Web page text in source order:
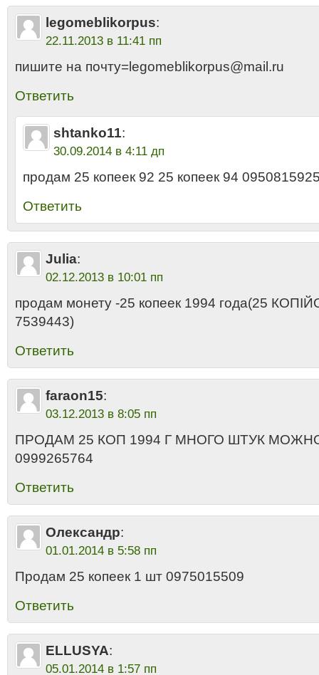
legomeblikorpus:
22.11.2013 в 11:41 пп
пишите на почту=legomeblikorpus@mail.ru
Ответить
shtanko11:
30.09.2014 в 4:11 дп
продам 25 копеек 92 25 копеек 94
Ответить
Julia:
02.12.2013 в 10:01 пп
продам монету -25 копеек 1994 года(25
7539443)
Ответить
faraon15:
03.12.2013 в 8:05 пп
ПРОДАМ 25 КОП 1994 Г МНОГО ШТУК
0999265764
Ответить
Олександр:
01.01.2014 в 5:58 пп
Продам 25 копеек 1 шт 0975015509
Ответить
ELLUSYA:
05.01.2014 в 1:57 пп